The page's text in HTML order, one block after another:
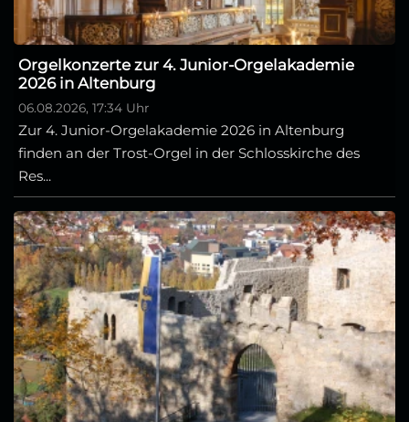
Orgelkonzerte zur 4. Junior-Orgelakademie
2026 in Altenburg
06.08.2026, 17:34 Uhr
Zur 4. Junior-Orgelakademie 2026 in Altenburg
finden an der Trost-Orgel in der Schlosskirche des
Res...